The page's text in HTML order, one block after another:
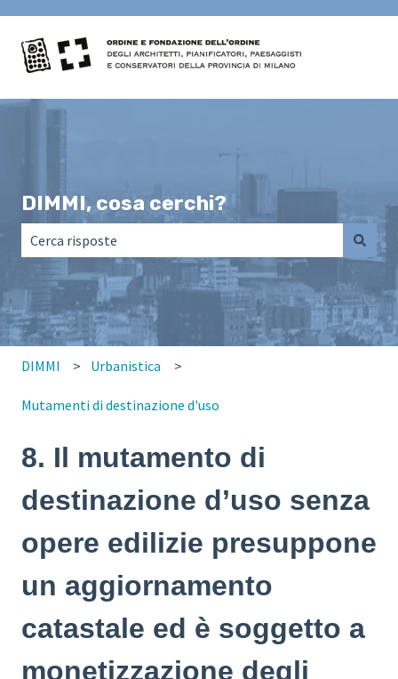
DIMMI, cosa cerchi?
Non sono presenti suggerimenti perché il campo di
DIMMI Urbanistica
Mutamenti di destinazione d'uso
8. Il mutamento di
destinazione d’uso senza
opere edilizie presuppone
un aggiornamento
catastale ed è soggetto a
monetizzazione degli